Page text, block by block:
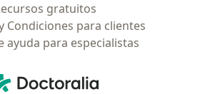
gratuitos
Condiciones para clientes
ayuda para especialistas
Doctoralia - Página de inicio